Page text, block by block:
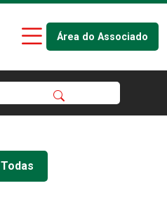
Área do Associado
Todas